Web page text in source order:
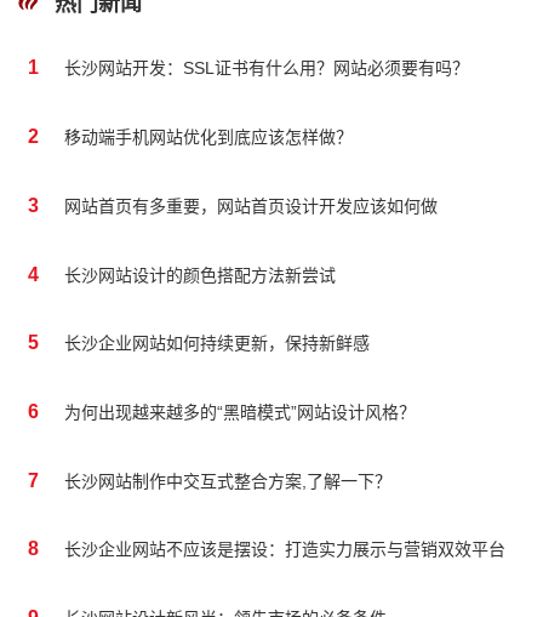
1 长沙网站开发：SSL证书有什么用？网站必须要有吗？
2 移动端手机网站优化到底应该怎样做？
3 网站首页有多重要，网站首页设计开发应该如何做
4 长沙网站设计的颜色搭配方法新尝试
5 长沙企业网站如何持续更新，保持新鲜感
6 为何出现越来越多的“黑暗模式”网站设计风格？
7 长沙网站制作中交互式整合方案,了解一下？
8 长沙企业网站不应该是摆设：打造实力展示与营销双效平台